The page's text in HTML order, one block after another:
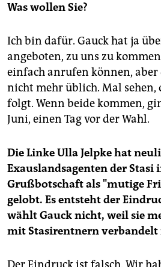
Was wollen Sie?
Ich bin dafür. Gauck hat ja
angeboten, zu uns zu
einfach anrufen können,
nicht mehr üblich. Mal
folgt. Wenn beide kommen,
Juni, einen Tag vor der Wahl.
Die Linke Ulla Jelpke hat
Exauslandsagenten der Stasi
Grußbotschaft als "mutige
gelobt. Es entsteht der
wählt Gauck nicht, weil sie
mit Stasirentnern verbandelt